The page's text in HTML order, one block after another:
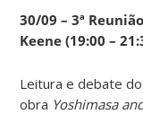
30/09 – 3ª
Keene (19:00 –
Leitura e debate
obra Yoshimasa